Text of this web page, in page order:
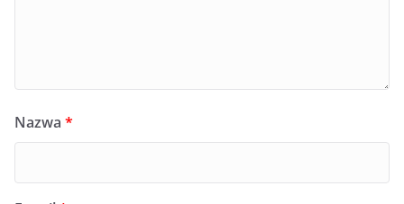
Nazwa *